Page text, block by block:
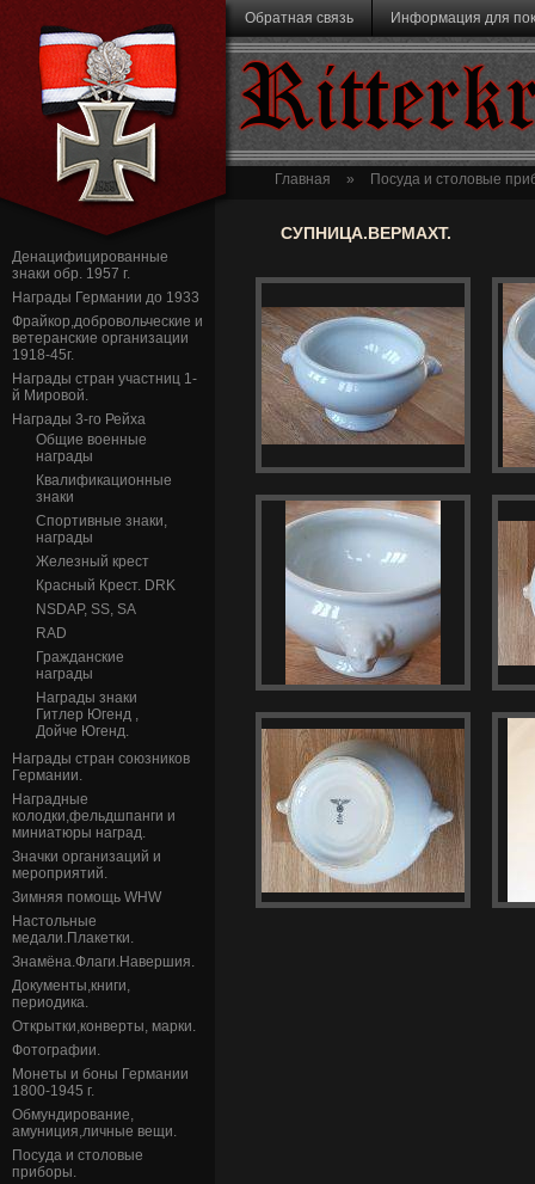
Перейти к основному содержанию
Денацифицированные
знаки обр. 1957 г.
Награды Германии до 1933
Фрайкор,добровольческие и
ветеранские организации
1918-45г.
Награды стран участниц 1-
й Мировой.
Награды 3-го Рейха
Общие военные
награды
Квалификационные
знаки
Спортивные знаки,
награды
Железный крест
Красный Крест. DRK
NSDAP, SS, SA
RAD
Гражданские
награды
Награды знаки
Гитлер Югенд ,
Дойче Югенд.
Награды стран союзников
Германии.
Наградные
колодки,фельдшпанги и
миниатюры наград.
Значки организаций и
мероприятий.
Зимняя помощь WHW
Настольные
медали.Плакетки.
Знамёна.Флаги.Навершия.
Документы,книги,
периодика.
Открытки,конверты, марки.
Фотографии.
Монеты и боны Германии
1800-1945 г.
Обмундирование,
амуниция,личные вещи.
Посуда и столовые
приборы.
Обратная связь Информация для
Главная » Посуда и столовые
СУПНИЦА.ВЕРМАХТ.